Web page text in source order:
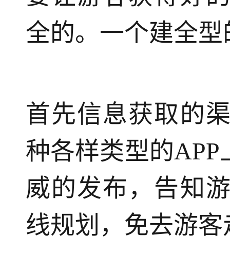
全的。一个建全
首先信息获取的
种各样类型的
威的发布，告知
线规划，免去游